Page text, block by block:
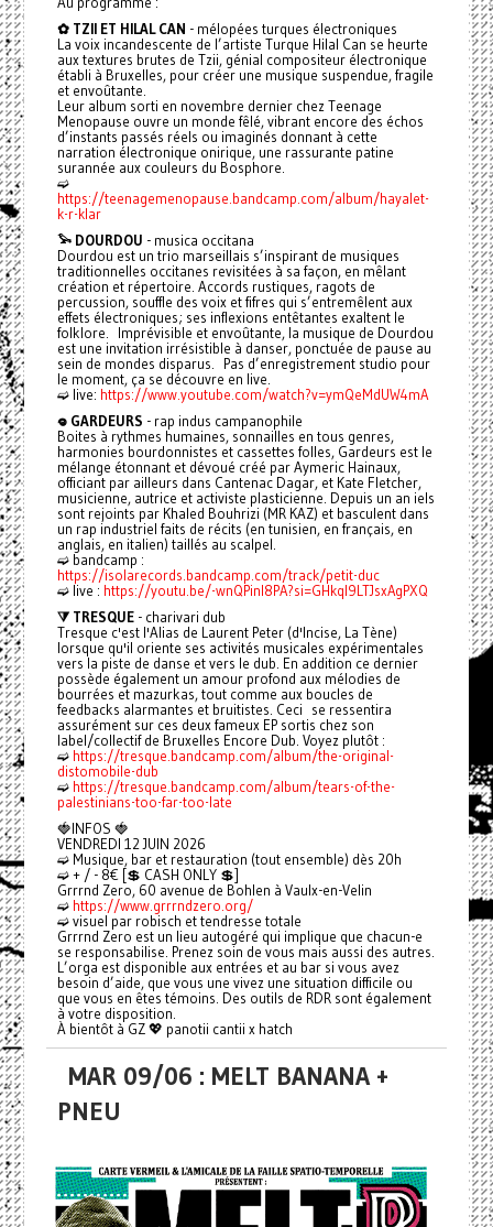
✿ TZII ET HILAL CAN - mélopées turques électroniques
La voix incandescente de l’artiste Turque Hilal Can se heurte
aux textures brutes de Tzii, génial compositeur électronique
établi à Bruxelles, pour créer une musique suspendue, fragile
et envoûtante.
Leur album sorti en novembre dernier chez Teenage
Menopause ouvre un monde fêlé, vibrant encore des échos
d’instants passés réels ou imaginés donnant à cette
narration électronique onirique, une rassurante patine
surannée aux couleurs du Bosphore.
➫
https://teenagemenopause.bandcamp.com/album/hayalet-
k-r-klar
𓅩 DOURDOU - musica occitana
Dourdou est un trio marseillais s’inspirant de musiques
traditionnelles occitanes revisitées à sa façon, en mêlant
création et répertoire. Accords rustiques, ragots de
percussion, souffle des voix et fifres qui s’entremêlent aux
effets électroniques; ses inflexions entêtantes exaltent le
folklore. Imprévisible et envoûtante, la musique de Dourdou
est une invitation irrésistible à danser, ponctuée de pause au
sein de mondes disparus. Pas d’enregistrement studio pour
le moment, ça se découvre en live.
➫ live: https://www.youtube.com/watch?v=ymQeMdUW4mA
𖦹 GARDEURS - rap indus campanophile
Boites à rythmes humaines, sonnailles en tous genres,
harmonies bourdonnistes et cassettes folles, Gardeurs est le
mélange étonnant et dévoué créé par Aymeric Hainaux,
officiant par ailleurs dans Cantenac Dagar, et Kate Fletcher,
musicienne, autrice et activiste plasticienne. Depuis un an iels
sont rejoints par Khaled Bouhrizi (MR KAZ) et basculent dans
un rap industriel faits de récits (en tunisien, en français, en
anglais, en italien) taillés au scalpel.
➫ bandcamp :
https://isolarecords.bandcamp.com/track/petit-duc
➫ live : https://youtu.be/-wnQPinl8PA?si=GHkql9LTJsxAgPXQ
⧩ TRESQUE- charivari dub
Tresque c'est l'Alias de Laurent Peter (d'Incise, La Tène)
lorsque qu'il oriente ses activités musicales expérimentales
vers la piste de danse et vers le dub. En addition ce dernier
possède également un amour profond aux mélodies de
bourrées et mazurkas, tout comme aux boucles de
feedbacks alarmantes et bruitistes. Ceci se ressentira
assurément sur ces deux fameux EP sortis chez son
label/collectif de Bruxelles Encore Dub. Voyez plutôt :
➫ https://tresque.bandcamp.com/album/the-original-
distomobile-dub
➫ https://tresque.bandcamp.com/album/tears-of-the-
palestinians-too-far-too-late
🍓INFOS 🍓
VENDREDI 12 JUIN 2026
➫ Musique, bar et restauration (tout ensemble) dès 20h
➫ + / - 8€ [💲 CASH ONLY 💲]
Grrrnd Zero, 60 avenue de Bohlen à Vaulx-en-Velin
➫ https://www.grrrndzero.org/
➫ visuel par robisch et tendresse totale
Grrrnd Zero est un lieu autogéré qui implique que chacun-e
se responsabilise. Prenez soin de vous mais aussi des autres.
L’orga est disponible aux entrées et au bar si vous avez
besoin d’aide, que vous une vivez une situation difficile ou
que vous en êtes témoins. Des outils de RDR sont également
à votre disposition.
À bientôt à GZ 💖 panotii cantii x hatch
MAR 09/06 : MELT BANANA +
PNEU